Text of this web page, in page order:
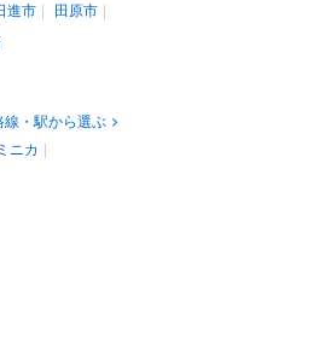
進市
田原市
線・駅から選ぶ
ミニカ